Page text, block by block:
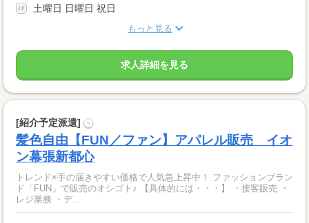
土曜日 日曜日 祝日
もっと見る
求人詳細を見る
[紹介予定派遣] ?
髪色自由【FUN／ファン】アパレル販売 イオ
ン幕張新都心
トレンド×手の届きやすい価格で人気急上昇中！ ファッションブラン
ド「FUN」で販売のオシゴト♪ 【具体的には・・・】 ・接客販売 ・
レジ業務 ・デ...